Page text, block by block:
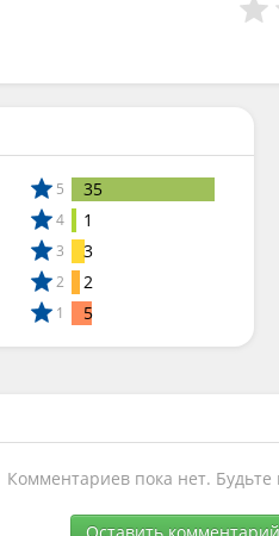
5 35
4 1
3 3
2 2
1 5
Комментариев пока нет.
Оставить комментарий